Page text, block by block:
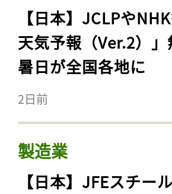
【日本】JCLPや
天気予報（Ver.2）
暑日が全国各地に
2日前
製造業
【日本】JFEスチー